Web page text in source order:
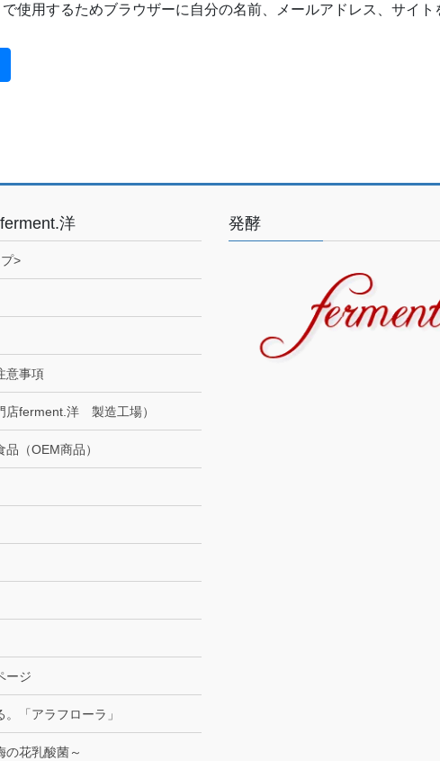
使用するためブラウザーに自分の名前、メールアドレス、サイト
洋
>
意事項
店ferment.洋 製造工場）
（OEM商品）
ージ
「アラフローラ」
花乳酸菌～
発酵